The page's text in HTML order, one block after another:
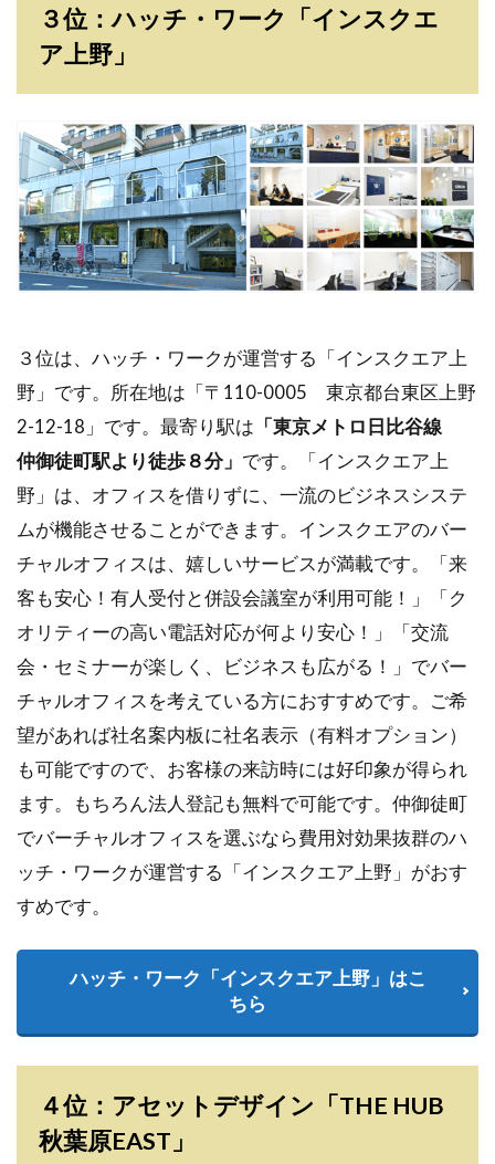
３位：ハッチ・ワーク「インスクエ
ア上野」
３位は、ハッチ・ワークが運営する「インスクエア上
野」です。所在地は「〒110-0005 東京都台東区上野
2-12-18」です。最寄り駅は 「東京メトロ日比谷線
仲御徒町駅より徒歩８分」 です。「インスクエア上
野」は、オフィスを借りずに、一流のビジネスシステ
ムが機能させることができます。インスクエアのバー
チャルオフィスは、嬉しいサービスが満載です。「来
客も安心！有人受付と併設会議室が利用可能！」「ク
オリティーの高い電話対応が何より安心！」「交流
会・セミナーが楽しく、ビジネスも広がる！」でバー
チャルオフィスを考えている方におすすめです。ご希
望があれば社名案内板に社名表示（有料オプション）
も可能ですので、お客様の来訪時には好印象が得られ
ます。もちろん法人登記も無料で可能です。仲御徒町
でバーチャルオフィスを選ぶなら費用対効果抜群のハ
ッチ・ワークが運営する「インスクエア上野」がおす
すめです。
ハッチ・ワーク「インスクエア上野」はこ
ちら
４位：アセットデザイン「THE HUB
秋葉原EAST」